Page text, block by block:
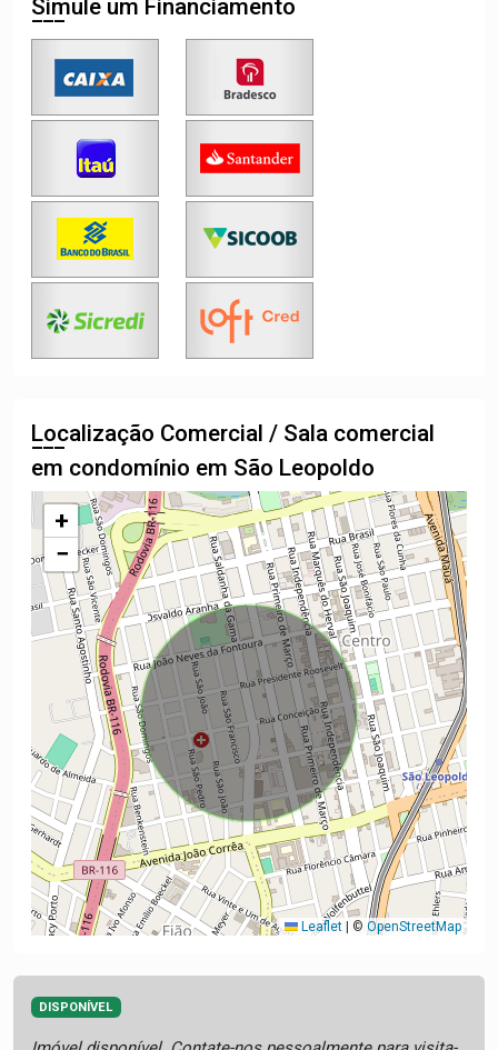
Simule um Financiamento
Localização Comercial / Sala comercial
em condomínio em São Leopoldo
+
−
Leaflet © OpenStreetMap
DISPONÍVEL